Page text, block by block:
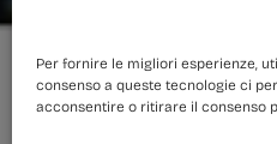
Per fornire le migliori esperienze,
consenso a queste tecnologie ci
acconsentire o ritirare il consenso